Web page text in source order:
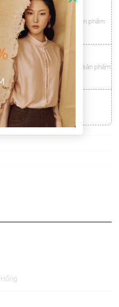
HÀNG THÂN THIẾT
hài lòng toàn vẹn từ sản phẩm
CHÓNG
chóng lên tới15 ngày
cho sản phẩm
TOÀN QUỐC
300.000Đ Xem chi tiết